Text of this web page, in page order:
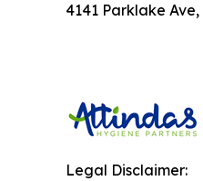
4141 Parklake
Legal Disclaimer: